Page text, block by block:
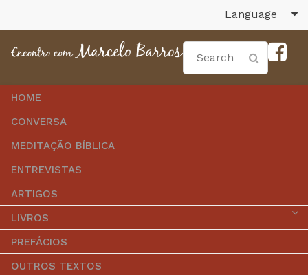
Language
HOME
CONVERSA
MEDITAÇÃO BÍBLICA
ENTREVISTAS
ARTIGOS
LIVROS
PREFÁCIOS
OUTROS TEXTOS